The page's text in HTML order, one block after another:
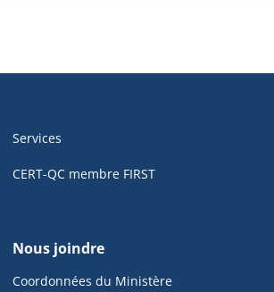
de
pied
de
de
Services
CERT-QC membre FIRST
Nous joindre
Coordonnées du Ministère